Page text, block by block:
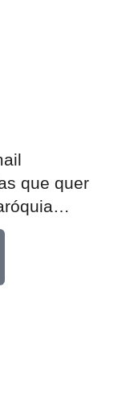
que quer
…